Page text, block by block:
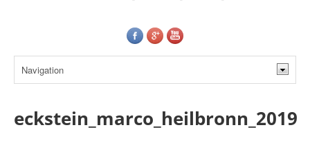
eckstein_marco_heilbronn_2019